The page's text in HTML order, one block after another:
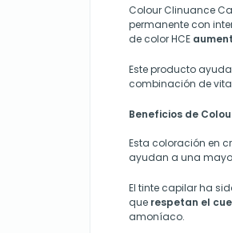
Colour Clinuance
permanente con
de color HCE
Este producto
combinación de
Beneficios de
Esta coloración en
ayudan a una
El tinte capilar ha
que respetan el
amoníaco.